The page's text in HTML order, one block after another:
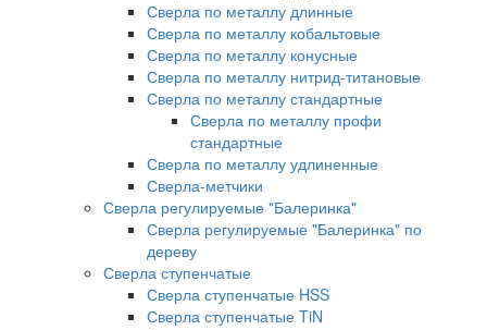
Сверла по металлу длинные
Сверла по металлу кобальтовые
Сверла по металлу конусные
Сверла по металлу нитрид-титановые
Сверла по металлу стандартные
Сверла по металлу профи
стандартные
Сверла по металлу удлиненные
Сверла-метчики
Сверла регулируемые "Балеринка"
Сверла регулируемые "Балеринка" по
дереву
Сверла ступенчатые
Сверла ступенчатые HSS
Сверла ступенчатые TiN